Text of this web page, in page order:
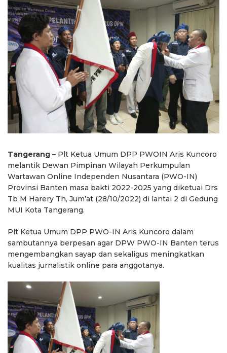
Tangerang – Plt Ketua Umum DPP PWOIN Aris Kuncoro
melantik Dewan Pimpinan Wilayah Perkumpulan
Wartawan Online Independen Nusantara (PWO-IN)
Provinsi Banten masa bakti 2022-2025 yang diketuai Drs
Tb M Harery Th, Jum’at (28/10/2022) di lantai 2 di Gedung
MUI Kota Tangerang.
Plt Ketua Umum DPP PWO-IN Aris Kuncoro dalam
sambutannya berpesan agar DPW PWO-IN Banten terus
mengembangkan sayap dan sekaligus meningkatkan
kualitas jurnalistik online para anggotanya.